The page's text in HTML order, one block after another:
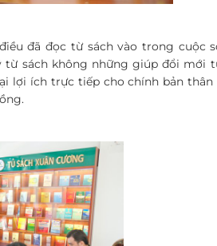
đã đọc từ sách vào trong cuộc
sách không những giúp đổi mới
lợi ích trực tiếp cho chính bản thân